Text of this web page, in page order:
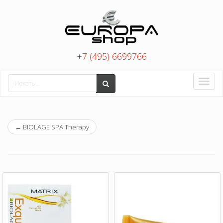
+7 (495) 6699766
Toggle
← BIOLAGE SPA Therapy